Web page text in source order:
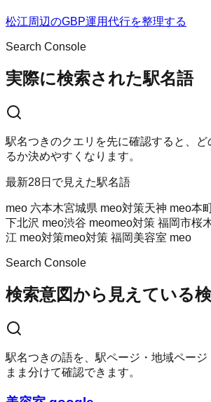
松江周辺のGBP運用代行を整理する
Search Console
実際に検索された駅名語
駅名つきのクエリを先に確認すると、
るか決めやすくなります。
最新28日で見えた駅名語
meo 六本木宮城県 meo対策天神 meo本
下北沢 meo渋谷 meomeo対策 福岡市桜
江 meo対策meo対策 福岡美容室 meo
Search Console
検索意図から見えている
駅名つきの語を、駅ページ・地域ペー
まま分けて確認できます。